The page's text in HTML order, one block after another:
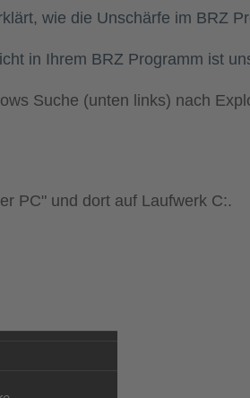
wie die Unschärfe im BRZ
in Ihrem BRZ Programm ist
Suche (unten links) nach
PC" und dort auf Laufwerk C:.